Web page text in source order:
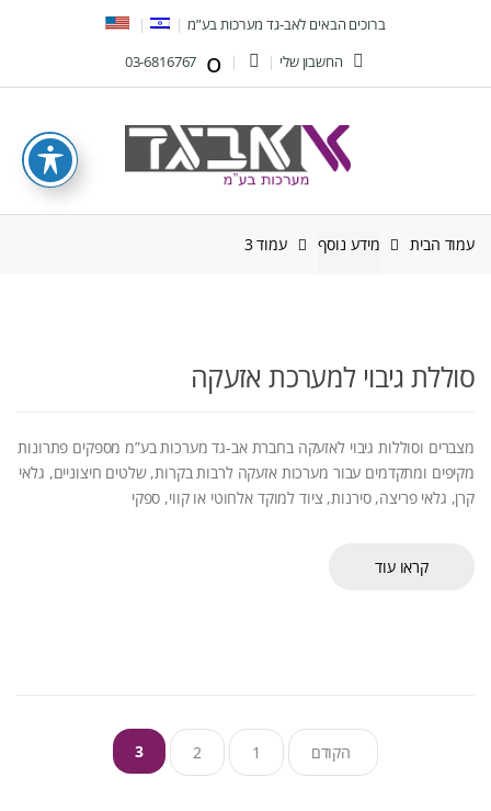
ברוכים הבאים לאב-גד מערכות בע”מ
החשבון שלי
עמוד הבית מידע נוסף עמוד 3
סוללת גיבוי למערכת אזעקה
מצברים וסוללות גיבוי לאזעקה בחברת אב-גד מערכות בע”מ מספקים פתרונות
מקיפים ומתקדמים עבור מערכות אזעקה לרבות בקרות, שלטים חיצוניים, גלאי
קרן, גלאי פריצה, סירנות, ציוד למוקד אלחוטי או קווי, ספקי
קראו עוד
pagination
הקודם 1
2
3